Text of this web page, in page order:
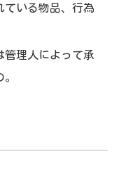
ている物品、行為
管理人によって承